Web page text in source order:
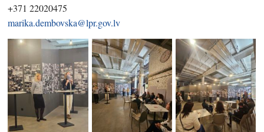
+371 22020475
marika.dembovska@lpr.gov.lv